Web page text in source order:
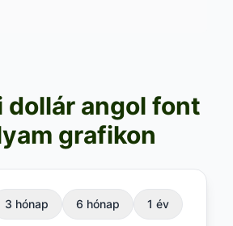
dollár angol font
grafikon
3 hónap 6 hónap 1 év